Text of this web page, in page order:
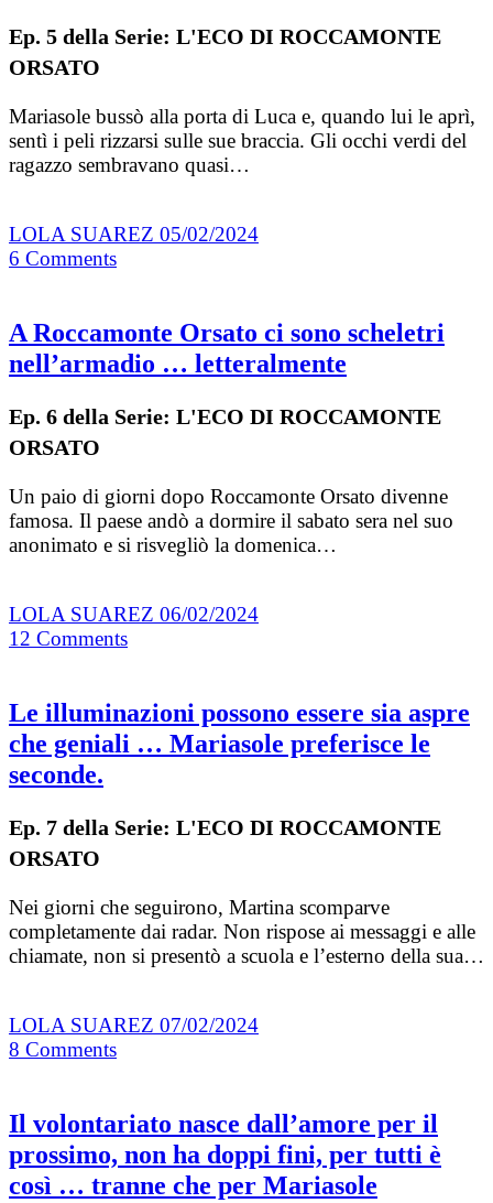
Ep. 5 della Serie: L'ECO DI ROCCAMONTE
ORSATO
Mariasole bussò alla porta di Luca e, quando lui le aprì,
sentì i peli rizzarsi sulle sue braccia. Gli occhi verdi del
ragazzo sembravano quasi…
LOLA SUAREZ 05/02/2024
6 Comments
A Roccamonte Orsato ci sono scheletri
nell’armadio … letteralmente
Ep. 6 della Serie: L'ECO DI ROCCAMONTE
ORSATO
Un paio di giorni dopo Roccamonte Orsato divenne
famosa. Il paese andò a dormire il sabato sera nel suo
anonimato e si risvegliò la domenica…
LOLA SUAREZ 06/02/2024
12 Comments
Le illuminazioni possono essere sia aspre
che geniali … Mariasole preferisce le
seconde.
Ep. 7 della Serie: L'ECO DI ROCCAMONTE
ORSATO
Nei giorni che seguirono, Martina scomparve
completamente dai radar. Non rispose ai messaggi e alle
chiamate, non si presentò a scuola e l’esterno della sua…
LOLA SUAREZ 07/02/2024
8 Comments
Il volontariato nasce dall’amore per il
prossimo, non ha doppi fini, per tutti è
così … tranne che per Mariasole